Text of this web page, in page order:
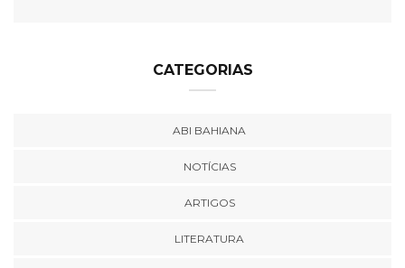
CATEGORIAS
ABI BAHIANA
NOTÍCIAS
ARTIGOS
LITERATURA